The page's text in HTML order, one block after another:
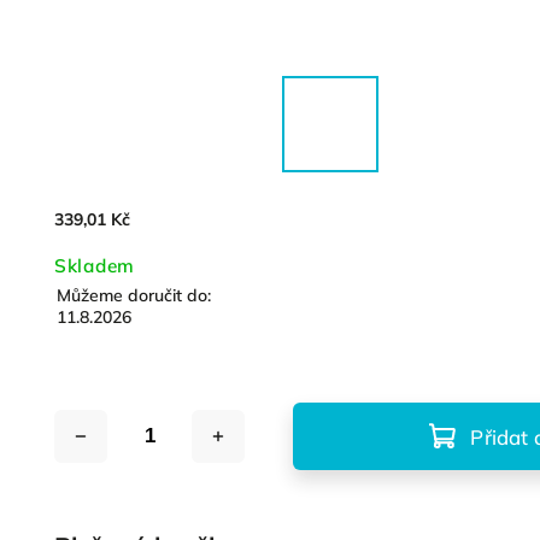
339,01 Kč
Skladem
Můžeme doručit do:
11.8.2026
Přidat